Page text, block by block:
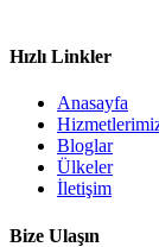
Hızlı Linkler
Anasayfa
Bloglar
Ülkeler
İletişim
Bize Ulaşın